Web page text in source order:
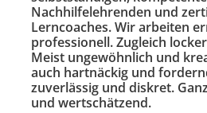
Nachhilfelehrenden und
Lerncoaches. Wir arbeiten
professionell. Zugleich
Meist ungewöhnlich und
auch hartnäckig und
zuverlässig und diskret.
und wertschätzend.